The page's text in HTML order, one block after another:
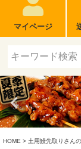
マイページ
HOME 土用鰻先取りさん